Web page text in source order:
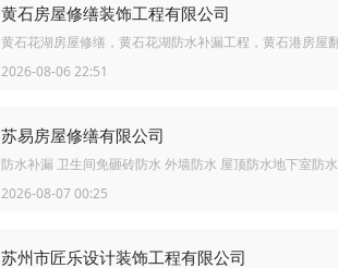
黄石房屋修缮装饰工程有限公司
黄石花湖房屋修缮，黄石花湖防水补漏工程，黄石港房屋
2026-08-06 22:51
苏易房屋修缮有限公司
防水补漏 卫生间免砸砖防水 外墙防水 屋顶防水地下室防水
2026-08-07 00:25
苏州市匠乐设计装饰工程有限公司